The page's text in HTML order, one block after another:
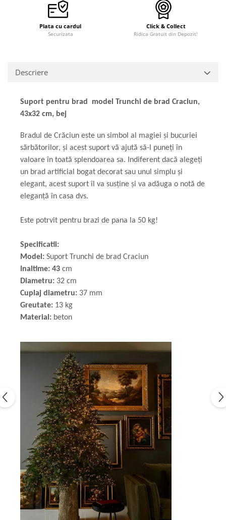
Plata cu cardul
Securizata
Click & Collect
Ridica Gratuit din Depozit!
Descriere
Suport pentru brad model Trunchi de brad Craciun,
43x32 cm, bej
Bradul de Crăciun este un simbol al magiei și bucuriei
sărbătorilor, și acest suport vă ajută să-l puneți în
valoare în toată splendoarea sa. Indiferent dacă alegeți
un brad artificial bogat decorat sau unul simplu și
elegant, acest suport îl va susține și va adăuga o notă de
eleganță în casa dvs.
Este potrvit pentru brazi de pana la 50 kg!
Specificatii:
Model: Suport Trunchi de brad Craciun
Inaltime: 43 cm
Diametru: 32 cm
Cuplaj diametru: 37 mm
Greutate: 13 kg
Material: beton